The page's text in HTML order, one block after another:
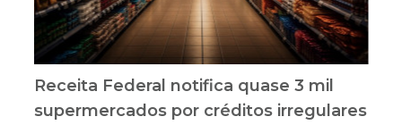
Receita Federal notifica quase 3 mil
supermercados por créditos irregulares